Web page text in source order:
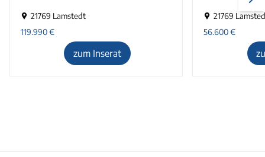
21769 Lamstedt
119.990€
zum Inserat
21769
56.600€